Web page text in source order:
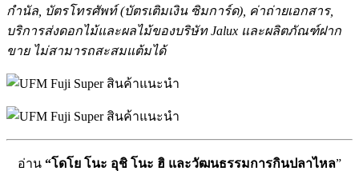
กำนัล, บัตรโทรศัพท์ (บัตรเติมเงิน ซิมการ์ด), ค่าถ่ายเอกสาร,
บริการส่งดอกไม้และผลไม้ของบริษัท Jalux และผลิตภัณฑ์ฝาก
ขาย ไม่สามารถสะสมแต้มได้
อ่าน “โดโย โนะ อุชิ โนะ ฮิ และวัฒนธรรมการกินปลาไหล”